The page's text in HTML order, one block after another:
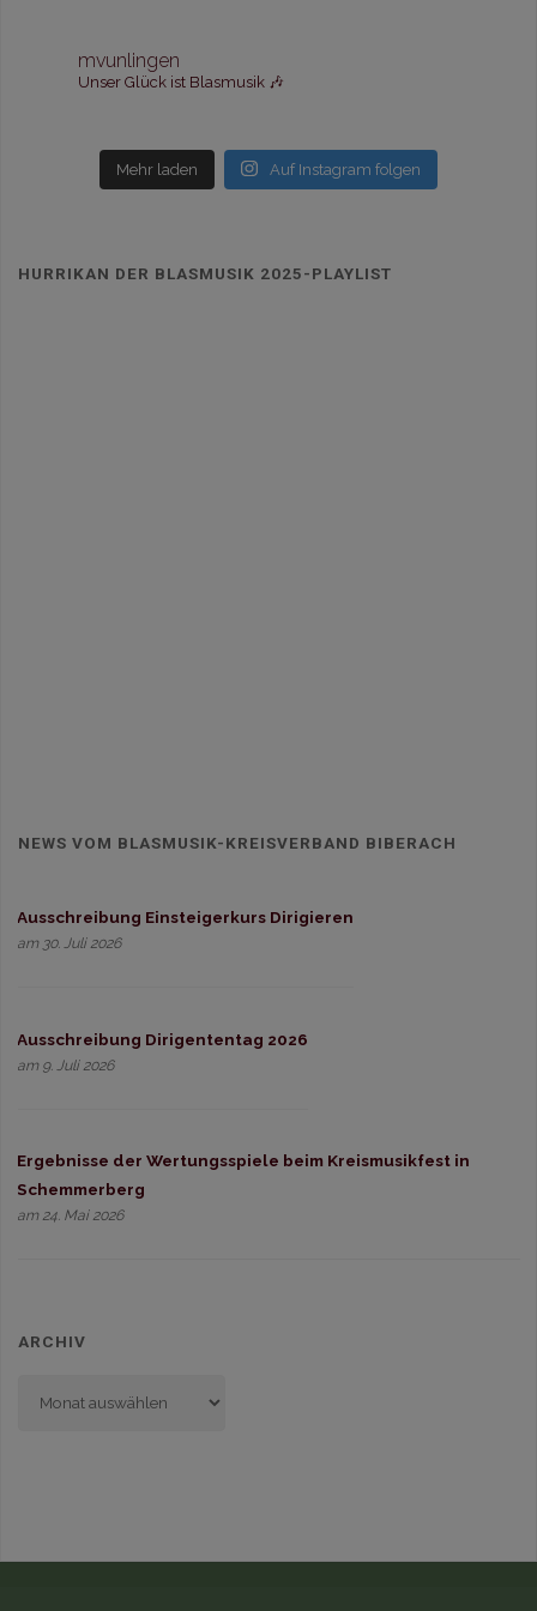
mvunlingen
Unser Glück ist Blasmusik 🎶
Mehr laden Auf Instagram folgen
HURRIKAN DER BLASMUSIK 2025-PLAYLIST
NEWS VOM BLASMUSIK-KREISVERBAND BIBERACH
Ausschreibung Einsteigerkurs Dirigieren
am 30. Juli 2026
Ausschreibung Dirigententag 2026
am 9. Juli 2026
Ergebnisse der Wertungsspiele beim Kreismusikfest in
Schemmerberg
am 24. Mai 2026
ARCHIV